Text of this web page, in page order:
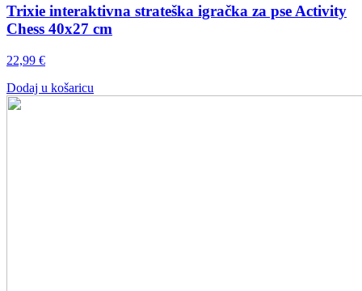
Trixie interaktivna strateška igračka za pse Activity
Chess 40x27 cm
22,99 €
Dodaj u košaricu